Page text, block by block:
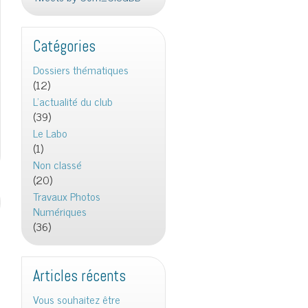
Catégories
Dossiers thématiques
(12)
L'actualité du club
(39)
Le Labo
(1)
Non classé
(20)
Travaux Photos
Numériques
(36)
Articles récents
Vous souhaitez être